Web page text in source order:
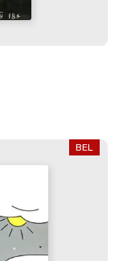
BEL